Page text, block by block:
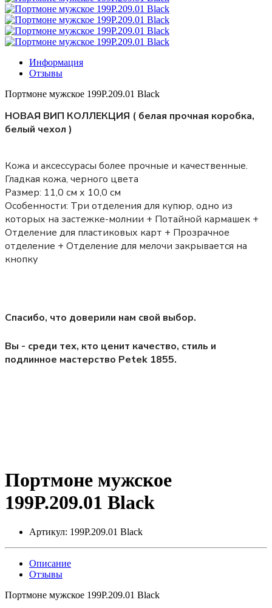
Информация
Отзывы
Портмоне мужское 199P.209.01 Black
НОВАЯ ВИП КОЛЛЕКЦИЯ ( белая прочная коробка,
белый чехол )
Кожа и аксессурасы более прочные и качественные.
Гладкая кожа, черного цвета
Размер: 11,0 см х 10,0 см
Особенности: Три отделения для купюр, одно из
которых на застежке-молнии + Потайной кармашек +
Отделение для пластиковых карт + Прозрачное
отделение + Отделение для мелочи закрывается на
кнопку
Спасибо, что доверили нам свой выбор.
Вы - среди тех, кто ценит качество, стиль и
подлинное мастерство Petek 1855.
Портмоне мужское
199P.209.01 Black
Артикул: 199P.209.01 Black
Описание
Отзывы
Портмоне мужское 199P.209.01 Black